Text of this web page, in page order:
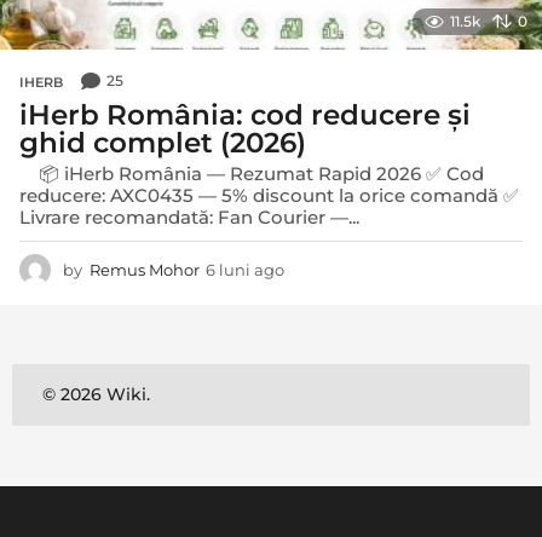
11.5k 0
IHERB 25
iHerb România: cod reducere și
ghid complet (2026)
📦 iHerb România — Rezumat Rapid 2026 ✅ Cod
reducere: AXC0435 — 5% discount la orice comandă ✅
Livrare recomandată: Fan Courier —...
by Remus Mohor 6 luni ago
© 2026 Wiki.